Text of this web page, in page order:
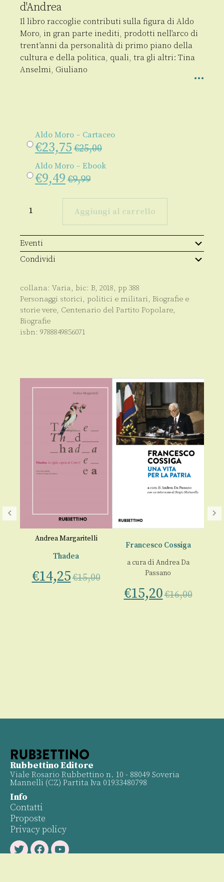
d'Andrea
Il libro raccoglie contributi sulla figura di Aldo
Moro, in gran parte inediti, prodotti nell’arco di
trent’anni da personalità di primo piano della
cultura e della politica, quali, tra gli altri: Tina
Anselmi, Giuliano
Aldo Moro – Cartaceo
€23,75 €25,00
Aldo Moro – Ebook
€9,49 €9,99
Moro
Aggiungi al carrello
Eventi
Condividi
collana: Varia, bic: B, 2018, pp 388
Personaggi storici, politici e militari, Biografie e
storie vere, Centenario del Partito Popolare,
Biografie
isbn: 9788849856071
Andrea Margaritelli
Thadea
€14,25€15,00
Francesco Cossiga
a cura di Andrea Da
Passano
€15,20€16,00
Rubbettino Editore
Viale Rosario Rubbettino n. 10 - 88049 Soveria
Mannelli (CZ) Partita Iva 01933480798
Info
Contatti
Proposte
Privacy policy
TwitterFacebookYoutube